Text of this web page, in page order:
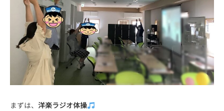
まずは、 洋楽ラジオ体操